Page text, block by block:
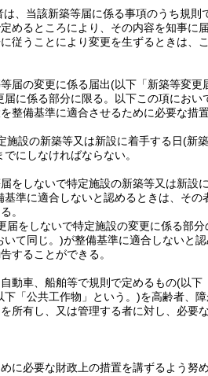
は、当該新築等届に係る事項のうち規
るところにより、その内容を知事に
従うことにより変更を生ずるときは、
届の変更に係る届出(以下「新築等変更
に係る部分に限る。以下この項におい
整備基準に適合させるために必要な措
施設の新築等又は新設に着手する日(新
でにしなければならない。
をしないで特定施設の新築等又は新設
基準に適合しないと認めるときは、そ
。
をしないで特定施設の変更に係る部
いて同じ。)が整備基準に適合しないと
することができる。
動車、船舶等で規則で定めるもの(以下
下「公共工作物」という。)を高齢者、
所有し、又は管理する者に対し、必要
に必要な財政上の措置を講ずるよう努め